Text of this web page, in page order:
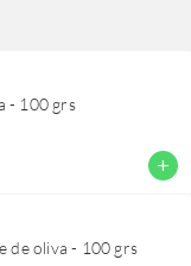
alcachofrinhas temperadas ao azeite de oliva - 100 grs
add